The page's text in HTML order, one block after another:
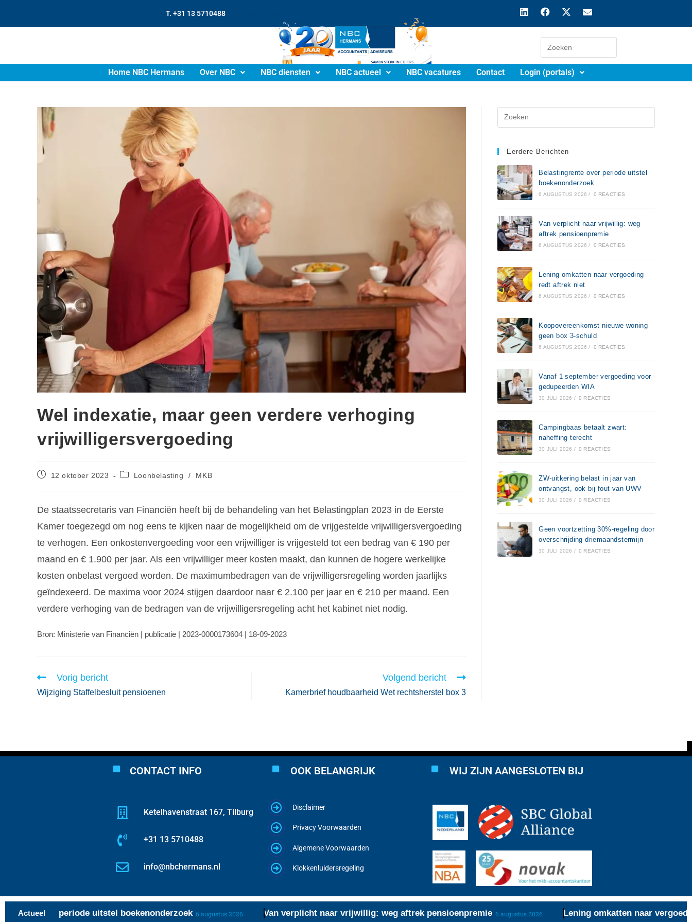
T. +31 13 5710488
Home NBC Hermans Over NBC NBC diensten NBC actueel NBC vacatures Contact Login (portals)
Wel indexatie, maar geen verdere verhoging
vrijwilligersvergoeding
12 oktober 2023 Loonbelasting / MKB
De staatssecretaris van Financiën heeft bij de behandeling van het Belastingplan 2023 in de Eerste
Kamer toegezegd om nog eens te kijken naar de mogelijkheid om de vrijgestelde vrijwilligersvergoeding
te verhogen. Een onkostenvergoeding voor een vrijwilliger is vrijgesteld tot een bedrag van € 190 per
maand en € 1.900 per jaar. Als een vrijwilliger meer kosten maakt, dan kunnen de hogere werkelijke
kosten onbelast vergoed worden. De maximumbedragen van de vrijwilligersregeling worden jaarlijks
geïndexeerd. De maxima voor 2024 stijgen daardoor naar € 2.100 per jaar en € 210 per maand. Een
verdere verhoging van de bedragen van de vrijwilligersregeling acht het kabinet niet nodig.
Bron: Ministerie van Financiën | publicatie | 2023-0000173604 | 18-09-2023
Vorig bericht
Wijziging Staffelbesluit pensioenen
Volgend bericht
Kamerbrief houdbaarheid Wet rechtsherstel box 3
Eerdere Berichten
Belastingrente over periode uitstel
boekenonderzoek
6 AUGUSTUS 2026 / 0 REACTIES
Van verplicht naar vrijwillig: weg
aftrek pensioenpremie
6 AUGUSTUS 2026 / 0 REACTIES
Lening omkatten naar vergoeding
redt aftrek niet
6 AUGUSTUS 2026 / 0 REACTIES
Koopovereenkomst nieuwe woning
geen box 3-schuld
6 AUGUSTUS 2026 / 0 REACTIES
Vanaf 1 september vergoeding voor
gedupeerden WIA
30 JULI 2026 / 0 REACTIES
Campingbaas betaalt zwart:
naheffing terecht
30 JULI 2026 / 0 REACTIES
ZW-uitkering belast in jaar van
ontvangst, ook bij fout van UWV
30 JULI 2026 / 0 REACTIES
Geen voortzetting 30%-regeling door
overschrijding driemaandstermijn
30 JULI 2026 / 0 REACTIES
CONTACT INFO
Ketelhavenstraat 167, Tilburg
+31 13 5710488
info@nbchermans.nl
OOK BELANGRIJK
Disclaimer
Privacy Voorwaarden
Algemene Voorwaarden
Klokkenluidersregeling
WIJ ZIJN AANGESLOTEN BIJ
Actueel
over periode uitstel boekenonderzoek 6 augustus 2026 Van verplicht naar vrijwillig: weg aftrek pensioenpremie 6 augustus 2026 Lening omkatten naar vergoeding